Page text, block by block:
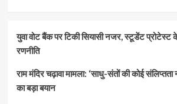
युवा वोट बैंक पर टिकी सियासी नजर, स्टूडेंट प्रोटेस्ट
रणनीति
राम मंदिर चढ़ावा मामला: ‘साधु-संतों की कोई संलिप्तता
का बड़ा बयान